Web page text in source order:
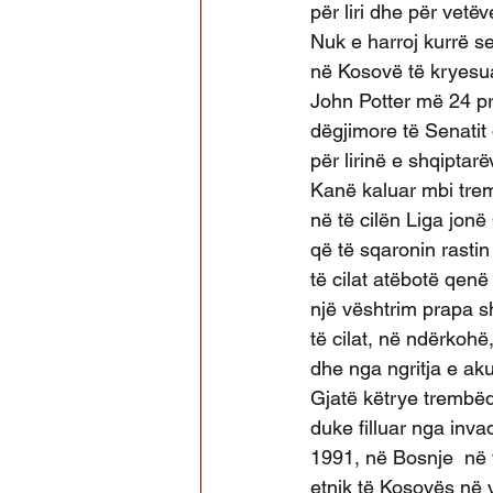
për liri dhe për
Nuk e harroj kurrë
në Kosovë të
John Potter më 24
dëgjimore të
për lirinë e
Kanë kaluar mbi
në të cilën Liga
që të sqaronin
të cilat atëbotë
një vështrim prapa
të cilat, në
dhe nga ngritja e
Gjatë këtrye
duke filluar nga
1991, në Bosnje
etnik të Kosovës në